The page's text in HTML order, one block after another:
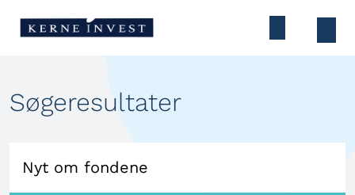
Søgeresultater